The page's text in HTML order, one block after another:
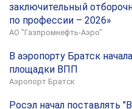
заключительный
по профессии – 2026»
АО "Газпромнефть-Аэро"
В аэропорту Братск
площадки ВПП
Аэропорт Братск
Росэл начал поставлять